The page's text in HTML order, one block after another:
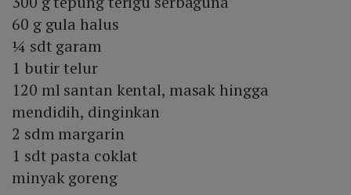
60 g gula halus
¼ sdt garam
1 butir telur
120 ml santan kental, masak hingga
mendidih, dinginkan
2 sdm margarin
1 sdt pasta coklat
minyak goreng